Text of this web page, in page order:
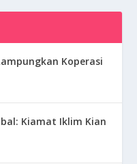
Koperasi
Kiamat Iklim Kian